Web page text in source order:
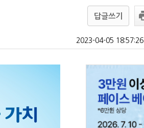
답글쓰기
2023-04-05 18:57:26